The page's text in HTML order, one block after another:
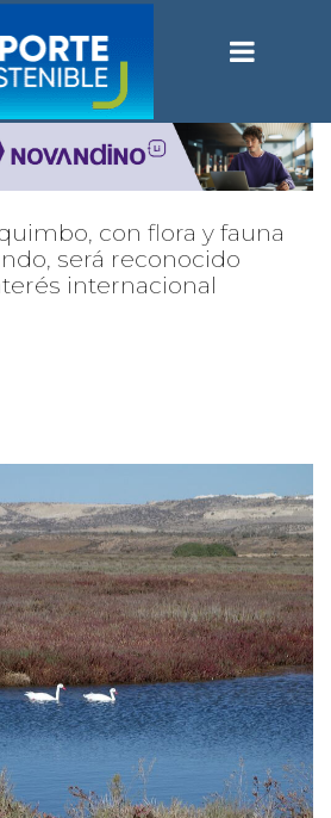
con flora y fauna
será reconocido
internacional